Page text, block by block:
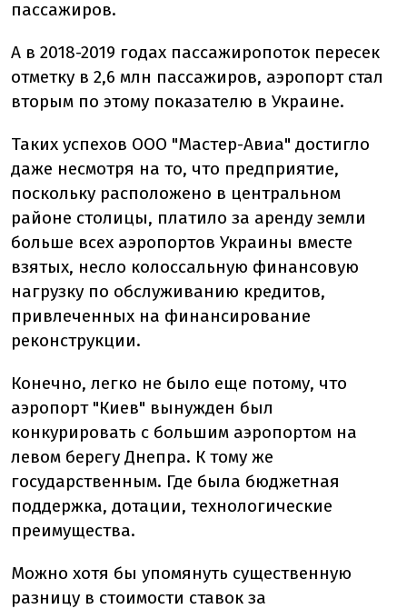
пассажиров.
А в 2018-2019 годах пассажиропоток пересек
отметку в 2,6 млн пассажиров, аэропорт стал
вторым по этому показателю в Украине.
Таких успехов ООО "Мастер-Авиа" достигло
даже несмотря на то, что предприятие,
поскольку расположено в центральном
районе столицы, платило за аренду земли
больше всех аэропортов Украины вместе
взятых, несло колоссальную финансовую
нагрузку по обслуживанию кредитов,
привлеченных на финансирование
реконструкции.
Конечно, легко не было еще потому, что
аэропорт "Киев" вынужден был
конкурировать с большим аэропортом на
левом берегу Днепра. К тому же
государственным. Где была бюджетная
поддержка, дотации, технологические
преимущества.
Можно хотя бы упомянуть существенную
разницу в стоимости ставок за